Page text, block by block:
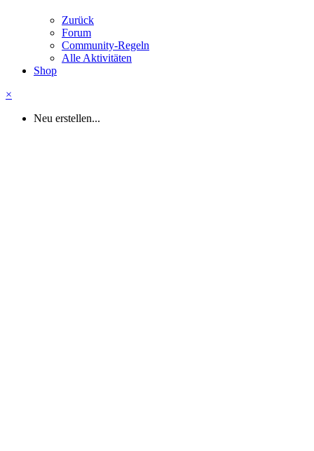
Zurück
Forum
Community-Regeln
Alle Aktivitäten
Shop
×
Neu erstellen...